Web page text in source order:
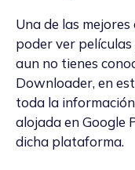
Una de las
poder ver películas
aun no tienes
Downloader, en
toda la
alojada en Google
dicha plataforma.